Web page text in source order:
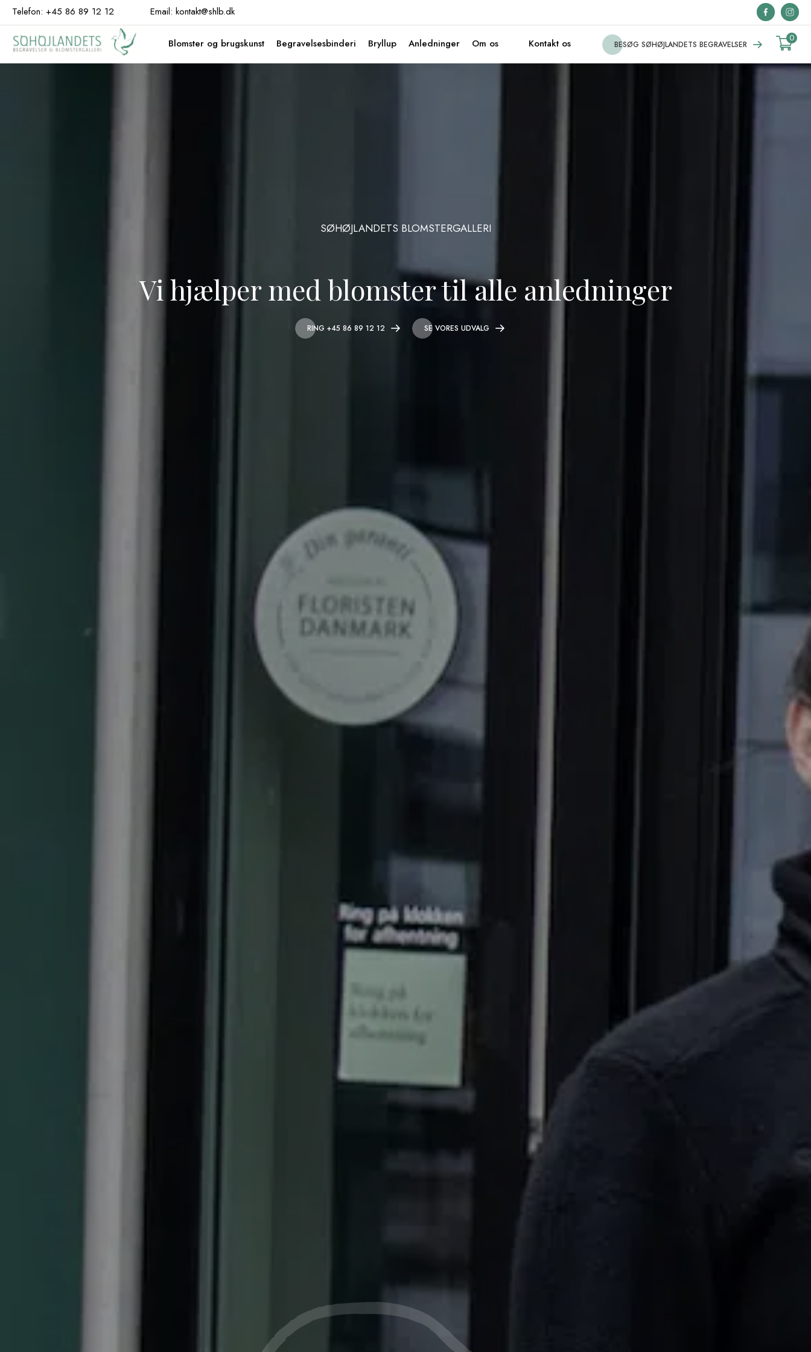
HopTelefon: +45 86 89 12 12 Email: kontakt@shlb.dk
BESØG SØHØJLANDETS BEGRAVELSER
0
Blomster og brugskunst Begravelsesbinderi Bryllup Anledninger Om os Kontakt os
SØHØJLANDETS BLOMSTERGALLERI
Vi hjælper med blomster til alle anledninger
RING +45 86 89 12 12 SE VORES UDVALG